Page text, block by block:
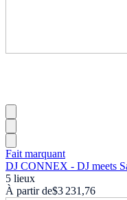
Fait marquant
DJ CONNEX - DJ meets
5 lieux
À partir de$3 231,76